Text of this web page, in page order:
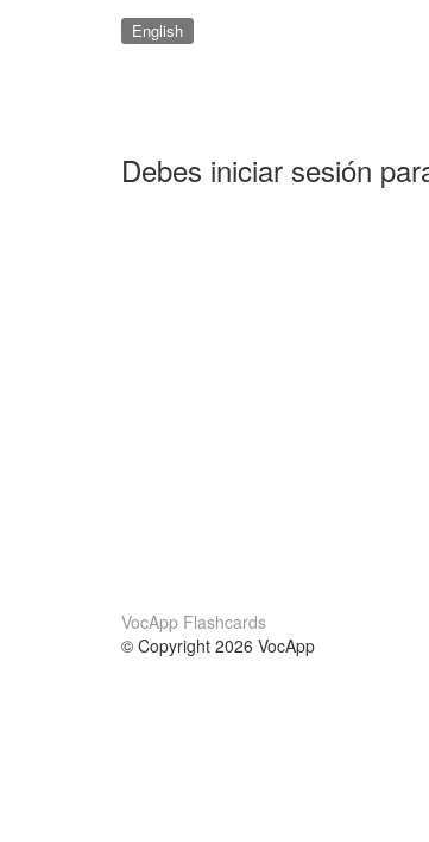
English
Debes iniciar sesión
VocApp Flashcards
© Copyright 2026 VocApp